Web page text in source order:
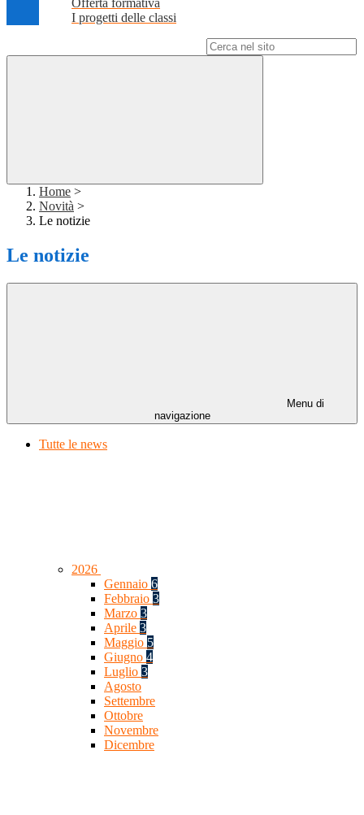
Offerta formativa
I progetti delle classi
Home >
Novità >
Le notizie
Le notizie
Menu di
navigazione
Tutte le news
2026
Gennaio 6
Febbraio 3
Marzo 3
Aprile 3
Maggio 5
Giugno 4
Luglio 3
Agosto
Settembre
Ottobre
Novembre
Dicembre